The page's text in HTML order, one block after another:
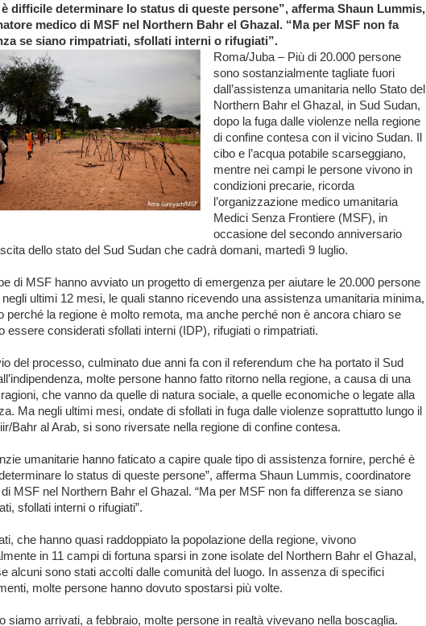
difficile determinare lo status di queste persone”, afferma Shaun Lummis,
medico di MSF nel Northern Bahr el Ghazal. “Ma per MSF non fa
se siano rimpatriati, sfollati interni o rifugiati”.
Roma/Juba – Più di 20.000 persone
sono sostanzialmente tagliate fuori
dall’assistenza umanitaria nello Stato del
Northern Bahr el Ghazal, in Sud Sudan,
dopo la fuga dalle violenze nella regione
di confine contesa con il vicino Sudan. Il
cibo e l’acqua potabile scarseggiano,
mentre nei campi le persone vivono in
condizioni precarie, ricorda
l’organizzazione medico umanitaria
Medici Senza Frontiere (MSF), in
occasione del secondo anniversario
dello stato del Sud Sudan che cadrà domani, martedì 9 luglio.
di MSF hanno avviato un progetto di emergenza per aiutare le 20.000 persone
ultimi 12 mesi, le quali stanno ricevendo una assistenza umanitaria minima,
perché la regione è molto remota, ma anche perché non è ancora chiaro se
essere considerati sfollati interni (IDP), rifugiati o rimpatriati.
del processo, culminato due anni fa con il referendum che ha portato il Sud
molte persone hanno fatto ritorno nella regione, a causa di una
che vanno da quelle di natura sociale, a quelle economiche o legate alla
Ma negli ultimi mesi, ondate di sfollati in fuga dalle violenze soprattutto lungo il
Bahr al Arab, si sono riversate nella regione di confine contesa.
umanitarie hanno faticato a capire quale tipo di assistenza fornire, perché è
lo status di queste persone”, afferma Shaun Lummis, coordinatore
MSF nel Northern Bahr el Ghazal. “Ma per MSF non fa differenza se siano
sfollati interni o rifugiati”.
che hanno quasi raddoppiato la popolazione della regione, vivono
in 11 campi di fortuna sparsi in zone isolate del Northern Bahr el Ghazal,
alcuni sono stati accolti dalle comunità del luogo. In assenza di specifici
molte persone hanno dovuto spostarsi più volte.
siamo arrivati, a febbraio, molte persone in realtà vivevano nella boscaglia.